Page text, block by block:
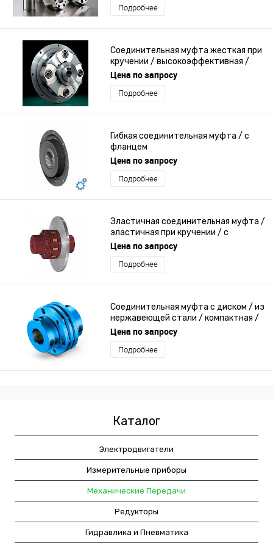
Подробнее
Соединительная муфта жесткая при
кручении / высокоэффективная /
для интенсивного использования / с
фланцем
Цена по запросу
Подробнее
Гибкая соединительная муфта / с
фланцем
Цена по запросу
Подробнее
Эластичная соединительная муфта /
эластичная при кручении / с
фланцем
Цена по запросу
Подробнее
Соединительная муфта с диском / из
нержавеющей стали / компактная /
с фланцем
Цена по запросу
Подробнее
Каталог
Электродвигатели
Измерительные приборы
Механические Передачи
Редукторы
Гидравлика и Пневматика